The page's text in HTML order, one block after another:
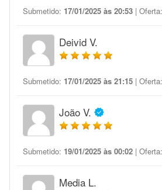
Submetido: 17/01/2025 às 20:53 | Oferta:
Deivid V.
Submetido: 17/01/2025 às 21:15 | Oferta:
João V.
Submetido: 19/01/2025 às 00:02 | Oferta:
Media L.